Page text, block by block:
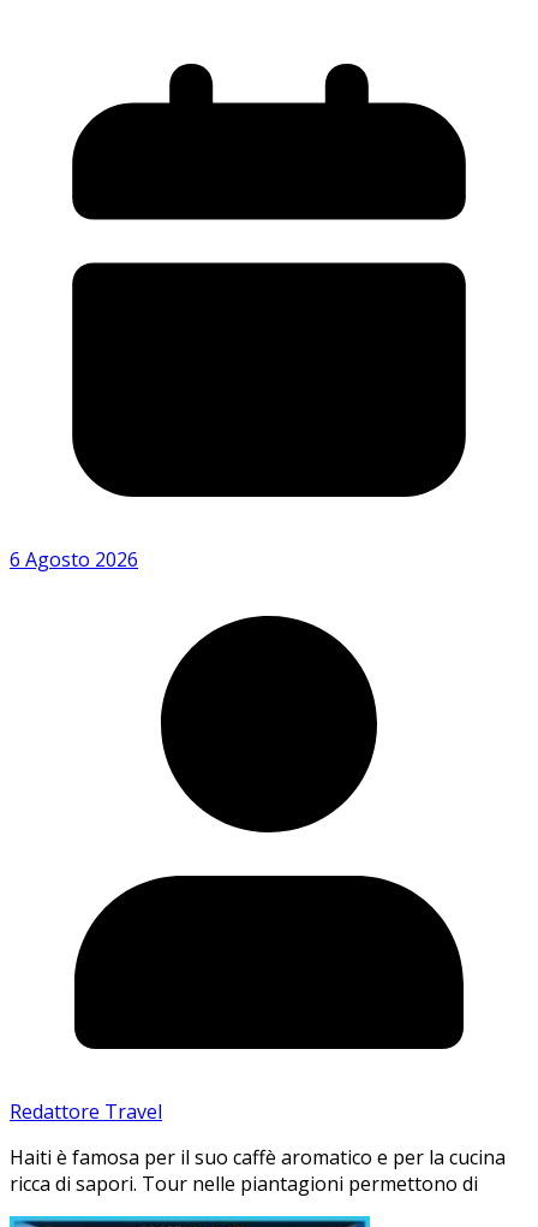
6 Agosto 2026
Redattore Travel
Haiti è famosa per il suo caffè aromatico e per la cucina
ricca di sapori. Tour nelle piantagioni permettono di